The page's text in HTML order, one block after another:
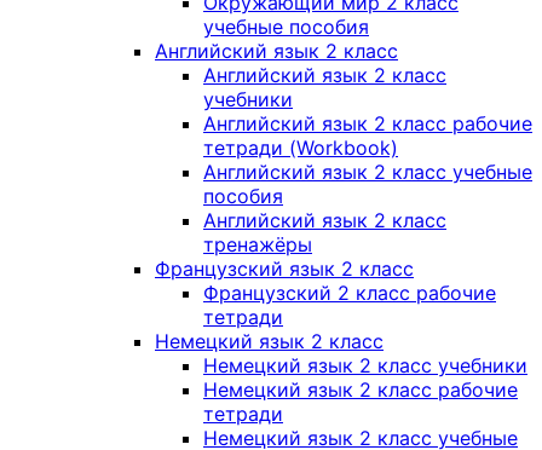
учебные пособия
Английский язык 2 класс
Английский язык 2 класс
учебники
Английский язык 2 класс рабочие
тетради (Workbook)
Английский язык 2 класс учебные
пособия
Английский язык 2 класс
тренажёры
Французский язык 2 класс
Французский 2 класс рабочие
тетради
Немецкий язык 2 класс
Немецкий язык 2 класс учебники
Немецкий язык 2 класс рабочие
тетради
Немецкий язык 2 класс учебные